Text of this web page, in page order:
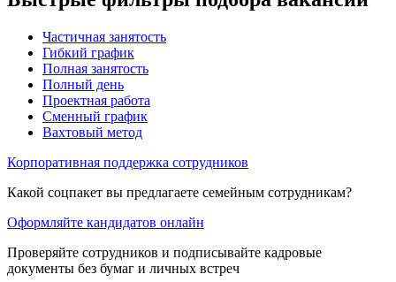
Частичная занятость
Гибкий график
Полная занятость
Полный день
Проектная работа
Сменный график
Вахтовый метод
Корпоративная поддержка сотрудников
Какой соцпакет вы предлагаете семейным сотрудникам?
Оформляйте кандидатов онлайн
Проверяйте сотрудников и подписывайте кадровые
документы без бумаг и личных встреч